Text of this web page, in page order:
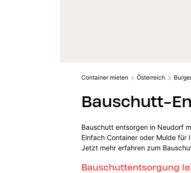
Container mieten Österreich
Bauschutt-
Bauschutt entsorgen in Neudorf
Einfach Container oder Mulde
Jetzt mehr erfahren zum
Bauschuttentsorgung